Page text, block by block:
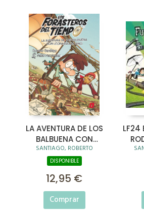
LA AVENTURA DE LOS
BALBUENA CON
LEONARDO DA VINCI
SANTIAGO, ROBERTO
DISPONIBLE
12,95 €
Comprar
LF24